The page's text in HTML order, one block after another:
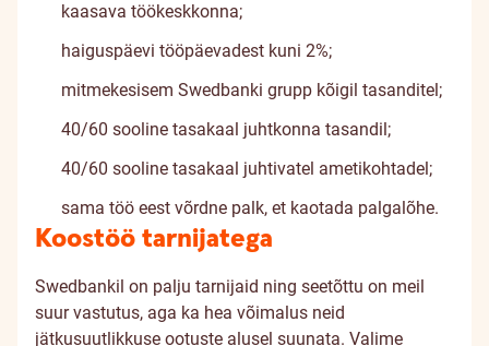
kaasava töökeskkonna;
haiguspäevi tööpäevadest kuni 2%;
mitmekesisem Swedbanki grupp kõigil tasanditel;
40/60 sooline tasakaal juhtkonna tasandil;
40/60 sooline tasakaal juhtivatel ametikohtadel;
sama töö eest võrdne palk, et kaotada palgalõhe.
Koostöö tarnijatega
Swedbankil on palju tarnijaid ning seetõttu on meil
suur vastutus, aga ka hea võimalus neid
jätkusuutlikkuse ootuste alusel suunata. Valime